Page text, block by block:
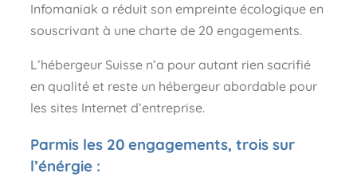
Infomaniak a réduit son empreinte écologique en
souscrivant à une charte de 20 engagements.
L’hébergeur Suisse n’a pour autant rien sacrifié
en qualité et reste un hébergeur abordable pour
les sites Internet d’entreprise.
Parmis les 20 engagements, trois sur
l’énérgie :